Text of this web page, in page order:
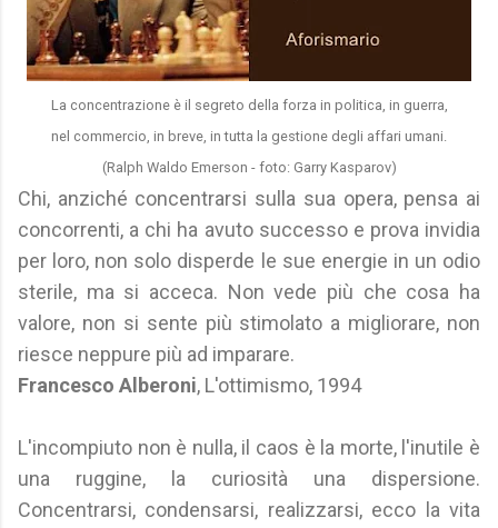
La concentrazione è il segreto della forza in politica, in guerra,
nel commercio, in breve, in tutta la gestione degli affari umani.
(Ralph Waldo Emerson - foto: Garry Kasparov)
Chi, anziché concentrarsi sulla sua opera, pensa ai
concorrenti, a chi ha avuto successo e prova invidia
per loro, non solo disperde le sue energie in un odio
sterile, ma si acceca. Non vede più che cosa ha
valore, non si sente più stimolato a migliorare, non
riesce neppure più ad imparare.
Francesco Alberoni, L'ottimismo, 1994
L'incompiuto non è nulla, il caos è la morte, l'inutile è
una ruggine, la curiosità una dispersione.
Concentrarsi, condensarsi, realizzarsi, ecco la vita